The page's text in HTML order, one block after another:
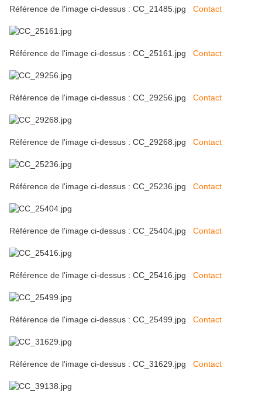
Référence de l'image ci-dessus : CC_21485.jpg Contact
Référence de l'image ci-dessus : CC_25161.jpg Contact
Référence de l'image ci-dessus : CC_29256.jpg Contact
Référence de l'image ci-dessus : CC_29268.jpg Contact
Référence de l'image ci-dessus : CC_25236.jpg Contact
Référence de l'image ci-dessus : CC_25404.jpg Contact
Référence de l'image ci-dessus : CC_25416.jpg Contact
Référence de l'image ci-dessus : CC_25499.jpg Contact
Référence de l'image ci-dessus : CC_31629.jpg Contact